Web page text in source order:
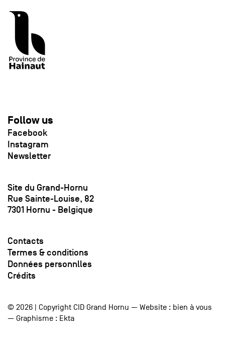
Follow us
Facebook
Instagram
Newsletter
Site du Grand-Hornu
Rue Sainte-Louise, 82
7301 Hornu - Belgique
Contacts
Termes & conditions
Données personnlles
Crédits
© 2026 | Copyright CID Grand Hornu — Website : bien à vous
— Graphisme : Ekta